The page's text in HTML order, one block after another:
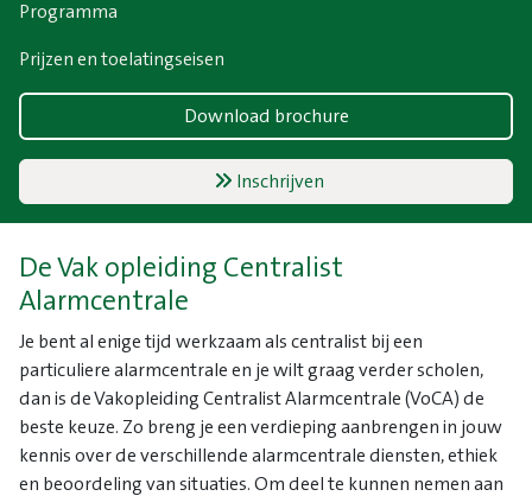
Programma
Prijzen en toelatingseisen
Download brochure
Inschrijven
De Vak opleiding Centralist
Alarmcentrale
Je bent al enige tijd werkzaam als centralist bij een
particuliere alarmcentrale en je wilt graag verder scholen,
dan is de Vakopleiding Centralist Alarmcentrale (VoCA) de
beste keuze. Zo breng je een verdieping aanbrengen in jouw
kennis over de verschillende alarmcentrale diensten, ethiek
en beoordeling van situaties. Om deel te kunnen nemen aan